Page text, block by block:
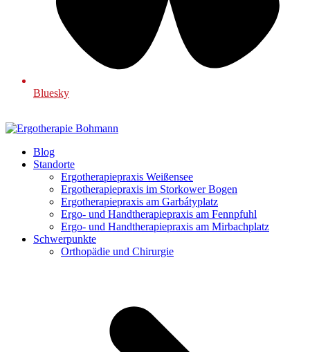
Bluesky
Blog
Standorte
Ergotherapiepraxis Weißensee
Ergotherapiepraxis im Storkower Bogen
Ergotherapiepraxis am Garbátyplatz
Ergo- und Handtherapiepraxis am Fennpfuhl
Ergo- und Handtherapiepraxis am Mirbachplatz
Schwerpunkte
Orthopädie und Chirurgie